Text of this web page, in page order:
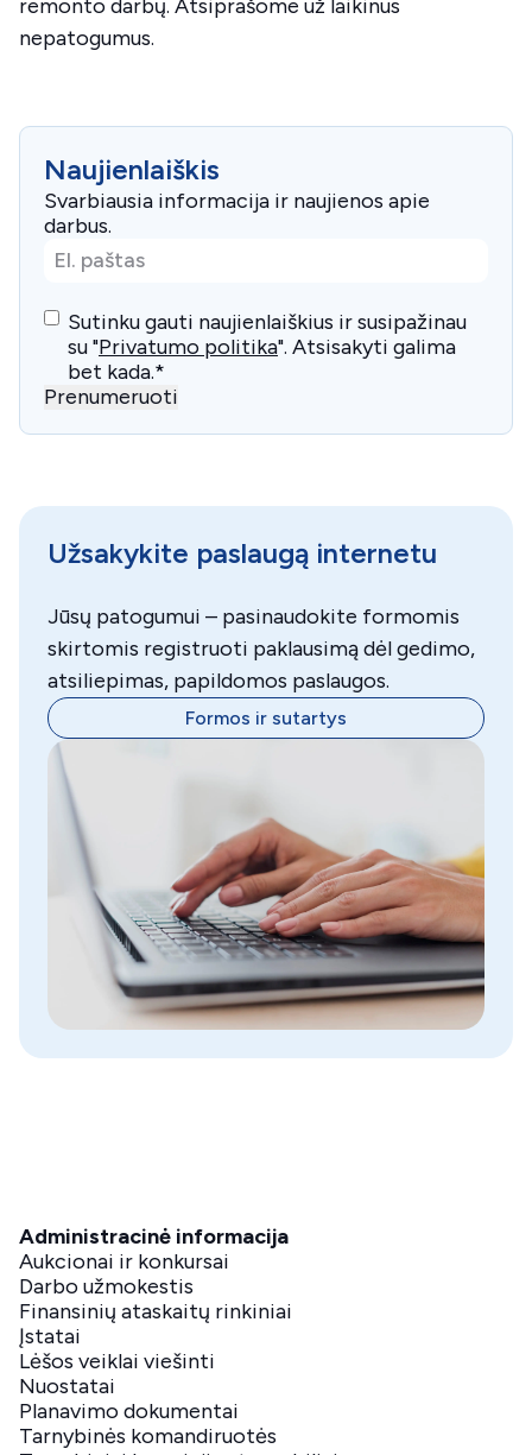
remonto darbų. Atsiprašome už laikinus
nepatogumus.
Naujienlaiškis
Svarbiausia informacija ir naujienos apie
darbus.
El.
paštas*
Consent*
Sutinku gauti naujienlaiškius ir susipažinau
su "Privatumo politika". Atsisakyti galima
bet kada.*
Prenumeruoti
Užsakykite paslaugą internetu
Jūsų patogumui – pasinaudokite formomis
skirtomis registruoti paklausimą dėl gedimo,
atsiliepimas, papildomos paslaugos.
Formos ir sutartys
Administracinė informacija
Aukcionai ir konkursai
Darbo užmokestis
Finansinių ataskaitų rinkiniai
Įstatai
Lėšos veiklai viešinti
Nuostatai
Planavimo dokumentai
Tarnybinės komandiruotės